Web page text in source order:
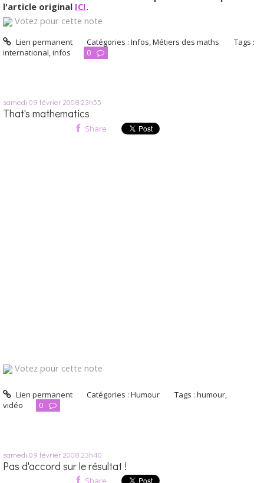
l'article original ICI.
Votez pour cette note
Lien permanent Catégories :Infos,Métiers des maths
Tags :
international,infos 0
samedi 09 février 2008 23h55
That's mathematics
Share
Votez pour cette note
Lien permanent Catégories :Humour Tags :humour
vidéo
0
samedi 09 février 2008 23h40
Pas d'accord sur le résultat !
Share